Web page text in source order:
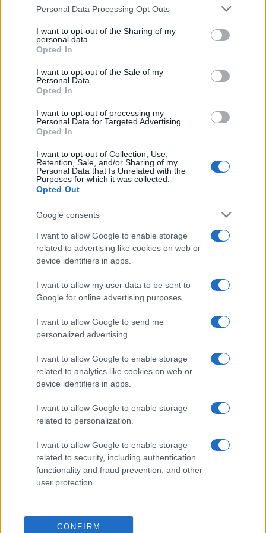
Please note that this website/app uses one or more Google
not limited to your visit or usage behaviour. You may click to
grant or deny consent to Google and its third-party tags to
use your data for below specified purposes in below Google
consent section.
Personal Data Processing Opt Outs
I want to opt-out of the Sharing of my
personal data.
Opted In
I want to opt-out of the Sale of my
Personal Data.
Opted In
I want to opt-out of processing my
Personal Data for Targeted Advertising.
Opted In
I want to opt-out of Collection, Use,
Retention, Sale, and/or Sharing of my
Personal Data that Is Unrelated with the
Purposes for which it was collected.
Opted Out
Google consents
I want to allow Google to enable storage
related to advertising like cookies on web or
device identifiers in apps.
I want to allow my user data to be sent to
Google for online advertising purposes.
I want to allow Google to send me
personalized advertising.
I want to allow Google to enable storage
related to analytics like cookies on web or
device identifiers in apps.
I want to allow Google to enable storage
related to personalization.
I want to allow Google to enable storage
related to security, including authentication
functionality and fraud prevention, and other
user protection.
CONFIRM
ΣΑΝ ΣΗΜΕΡΑ – 6 Αυγούστου 1777:
Μάχη του Oriskany, μια ήττα με
ινδιάνικο εμφύλιο
“Τυφλό” το ιρλανδικό κυβερνητικό
αεροσκάφος ή μια ακόμη ρήξη με το
Ισραήλ;
Μόναχο: Ισόβια στον 25χρονο Αφγανό
για τη φονική επίθεση σε διαδήλωση
Στην Ουκρανία ο Βρετανός υπουργός
Άμυνας για επιτάχυνση της στήριξης
Ιστορικό ρεκόρ για την Aegean τον
Ιούλιο με 2 εκατομμύρια επιβάτες